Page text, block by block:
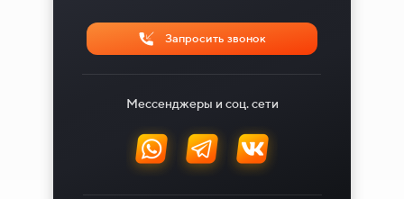
Запросить звонок
Мессенджеры и соц. сети